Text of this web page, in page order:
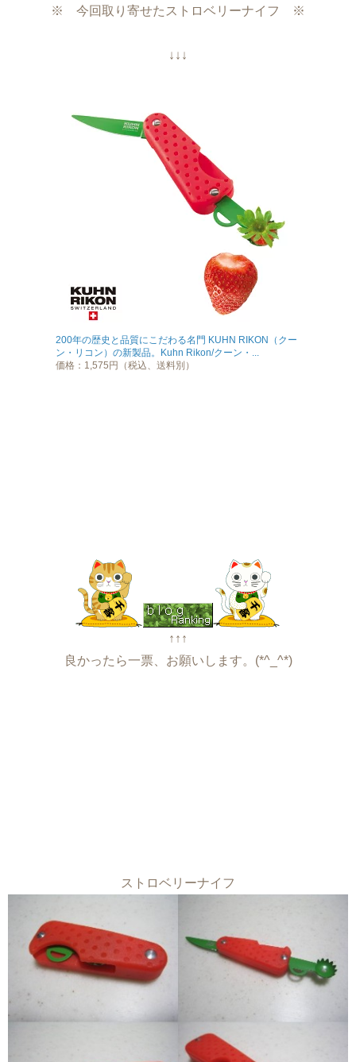
※ 今回取り寄せたストロベリーナイフ ※
↓↓↓
200年の歴史と品質にこだわる名門 KUHN RIKON（クー
ン・リコン）の新製品。Kuhn Rikon/クーン・...
価格：1,575円（税込、送料別）
↑↑↑
良かったら一票、お願いします。(*^_^*)
ストロベリーナイフ